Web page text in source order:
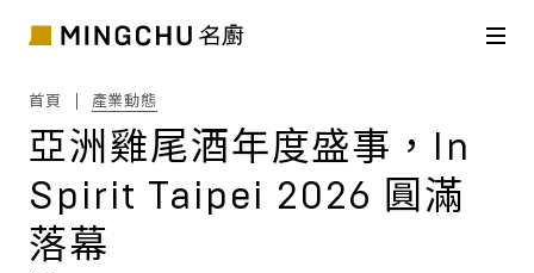
首頁 產業動態
亞洲雞尾酒年度盛事，In
Spirit Taipei 2026 圓滿
落幕